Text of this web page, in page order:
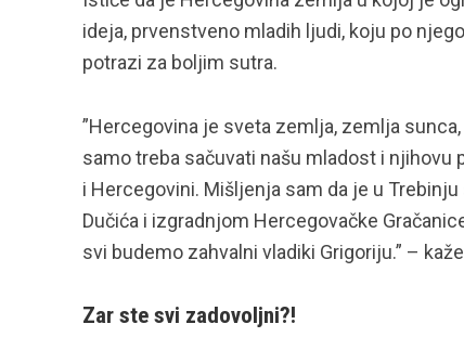
ideja, prvenstveno mladih ljudi, koju po
potrazi za boljim sutra.
”Hercegovina je sveta zemlja, zemlja
samo treba sačuvati našu mladost i
i Hercegovini. Mišljenja sam da je u
Dučića i izgradnjom Hercegovačke
svi budemo zahvalni vladiki Grigoriju.” –
Zar ste svi zadovoljni?!